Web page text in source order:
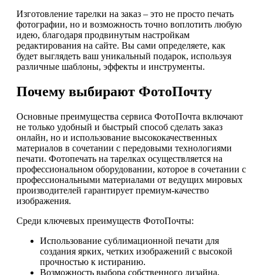
Изготовление тарелки на заказ – это не просто печать
фотографии, но и возможность точно воплотить любую
идею, благодаря продвинутым настройкам
редактирования на сайте. Вы сами определяете, как
будет выглядеть ваш уникальный подарок, используя
различные шаблоны, эффекты и инструменты.
Почему выбирают ФотоПочту
Основные преимущества сервиса ФотоПочта включают
не только удобный и быстрый способ сделать заказ
онлайн, но и использование высококачественных
материалов в сочетании с передовыми технологиями
печати. Фотопечать на тарелках осуществляется на
профессиональном оборудовании, которое в сочетании с
профессиональными материалами от ведущих мировых
производителей гарантирует премиум-качество
изображения.
Среди ключевых преимуществ ФотоПочты:
Использование сублимационной печати для
создания ярких, четких изображений с высокой
прочностью к истиранию.
Возможность выбора собственного дизайна,